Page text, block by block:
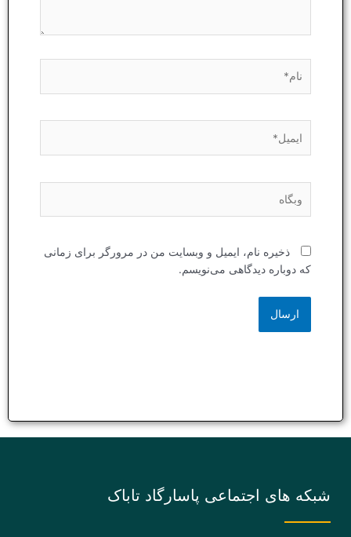
ذخیره نام، ایمیل و وبسایت من در مرورگر برای زمانی
که دوباره دیدگاهی می‌نویسم.
شبکه های اجتماعی پاسارگاد تاباک